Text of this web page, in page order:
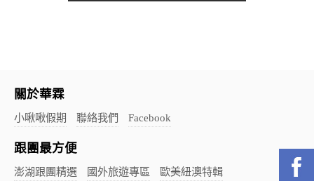
關於華霖
小啾啾假期 聯絡我們 Facebook
跟團最方便
澎湖跟團精選 國外旅遊專區 歐美紐澳特輯